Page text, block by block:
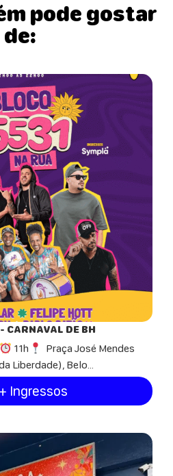
pode gostar
de:
CARNAVAL DE BH
11h
Praça José Mendes
Liberdade), Belo...
Ingressos